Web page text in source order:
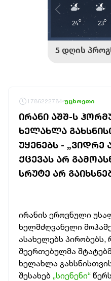
1786222784 უცხოეთი
ᲘᲠᲐᲜᲘ ᲐᲨᲨ-Ს
ᲮᲔᲚᲐᲮᲚᲐ
ᲣᲧᲔᲜᲔᲑᲡ - „ᲕᲘᲓᲠᲔ
ᲥᲪᲔᲕᲐᲡ ᲐᲠ
ᲡᲠᲣᲢᲔ ᲐᲠ
ირანის ეროვნული
ხელმძღვანელი
ასახელებს პირობებს,
შეერთებულმა
ხელახლა
შესახებ „სიენენი“